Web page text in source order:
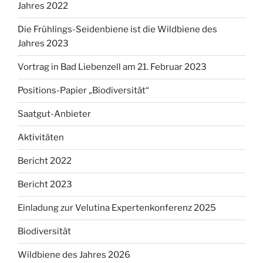
Jahres 2022
Die Frühlings-Seidenbiene ist die Wildbiene des
Jahres 2023
Vortrag in Bad Liebenzell am 21. Februar 2023
Positions-Papier „Biodiversität“
Saatgut-Anbieter
Aktivitäten
Bericht 2022
Bericht 2023
Einladung zur Velutina Expertenkonferenz 2025
Biodiversität
Wildbiene des Jahres 2026